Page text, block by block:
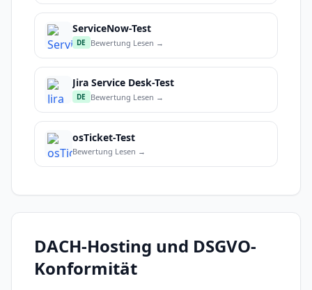
ServiceNow-Test
DE Bewertung Lesen →
Jira Service Desk-Test
DE Bewertung Lesen →
osTicket-Test
Bewertung Lesen →
DACH-Hosting und DSGVO-
Konformität